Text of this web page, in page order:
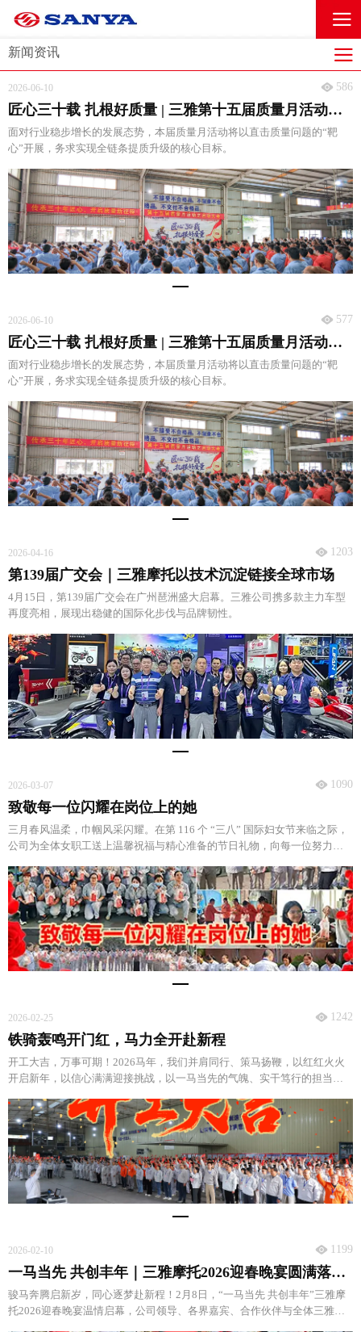
新闻资讯
2026-06-10 586
匠心三十载 扎根好质量 | 三雅第十五届质量月活动正式启动
面对行业稳步增长的发展态势，本届质量月活动将以直击质量问题的“靶
心”开展，务求实现全链条提质升级的核心目标。
2026-06-10 577
匠心三十载 扎根好质量 | 三雅第十五届质量月活动正式启动
面对行业稳步增长的发展态势，本届质量月活动将以直击质量问题的“靶
心”开展，务求实现全链条提质升级的核心目标。
2026-04-16 1203
第139届广交会｜三雅摩托以技术沉淀链接全球市场
4月15日，第139届广交会在广州琶洲盛大启幕。三雅公司携多款主力车型
再度亮相，展现出稳健的国际化步伐与品牌韧性。
2026-03-07 1090
致敬每一位闪耀在岗位上的她
三月春风温柔，巾帼风采闪耀。在第 116 个 “三八” 国际妇女节来临之际，
公司为全体女职工送上温馨祝福与精心准备的节日礼物，向每一位努力发
2026-02-25 1242
铁骑轰鸣开门红，马力全开赴新程
开工大吉，万事可期！2026马年，我们并肩同行、策马扬鞭，以红红火火
开启新年，以信心满满迎接挑战，以一马当先的气魄、实干笃行的担当，
2026-02-10 1199
一马当先 共创丰年｜三雅摩托2026迎春晚宴圆满落幕！
骏马奔腾启新岁，同心逐梦赴新程！2月8日，“一马当先 共创丰年”三雅摩
托2026迎春晚宴温情启幕，公司领导、各界嘉宾、合作伙伴与全体三雅家